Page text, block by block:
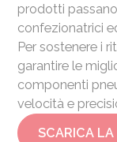
prodotti
confezionatrici
Per sostenere i
garantire le
componenti
velocità e
SCARICA